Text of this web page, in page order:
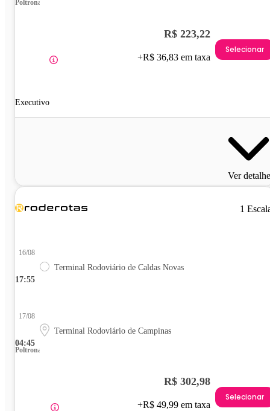
Poltrona
Executivo
R$ 223,22
+R$ 36,83 em taxa
Selecionar
Ver
1
17:55
16/08
Terminal Rodoviário de Caldas Novas
04:45
17/08
Terminal Rodoviário de Campinas
Poltrona
R$ 302,98
+R$ 49,99 em taxa
Selecionar